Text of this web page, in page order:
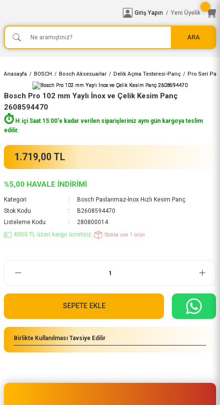
ARA
Giriş Yapın / Yeni Üyelik
Anasayfa BOSCH Bosch Aksesuarlar Delik Açma Testeresi-Panç Pro Seri
Bosch Pro 102 mm Yaylı İnox ve Çelik Kesim Panç
2608594470
⏱️H.içi Saat 15:00'e kadar verilen siparişleriniz aynı gün kargoya teslim
edilir.
1.719,00 TL
%5,00 HAVALE İNDİRİMİ
Kategori
Bosch Paslanmaz-İnox Hızlı Kesim Panç
Stok Kodu
B2608594470
Listeleme Kodu
280800014
4000 TL üzeri kargo ücretsiz..
Stokta son 1 ürün
SEPETE EKLE
Birlikte Kullanılması Tavsiye Edilir